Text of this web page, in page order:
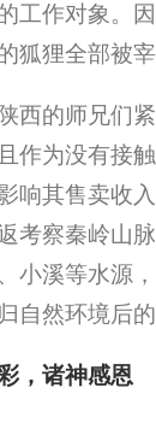
工作对象。
狐狸全部被
西的师兄们
作为没有接
响其售卖收
考察秦岭山
小溪等水源
自然环境后的
，诸神感恩